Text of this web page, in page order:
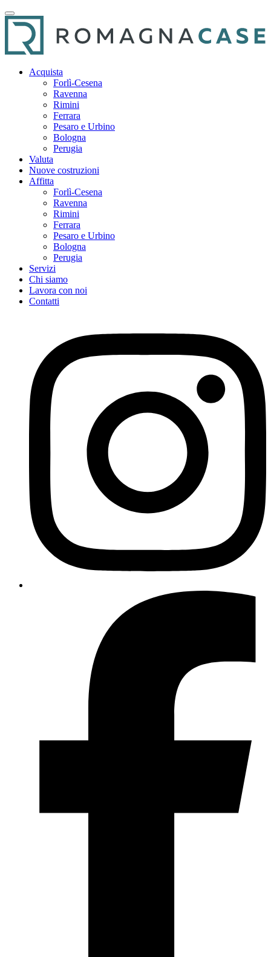
Acquista
Forlì-Cesena
Ravenna
Rimini
Ferrara
Pesaro e Urbino
Bologna
Perugia
Valuta
Nuove costruzioni
Affitta
Forlì-Cesena
Ravenna
Rimini
Ferrara
Pesaro e Urbino
Bologna
Perugia
Servizi
Chi siamo
Lavora con noi
Contatti